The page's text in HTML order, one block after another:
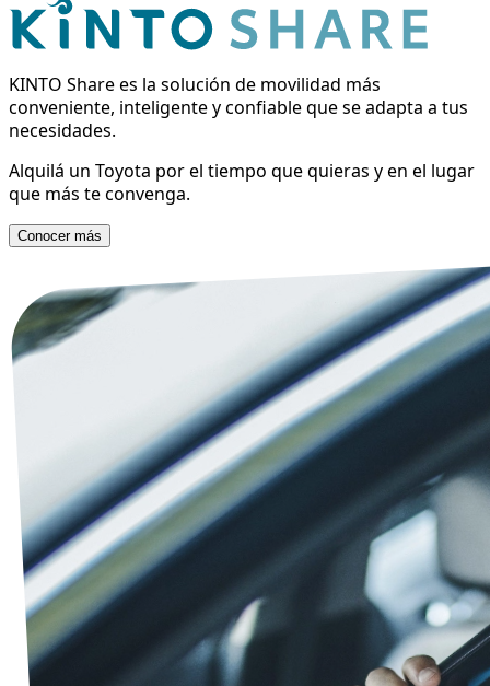
KINTO Share es la solución de movilidad más
conveniente, inteligente y confiable que se adapta a tus
necesidades.
Alquilá un Toyota por el tiempo que quieras y en el lugar
que más te convenga.
Conocer más